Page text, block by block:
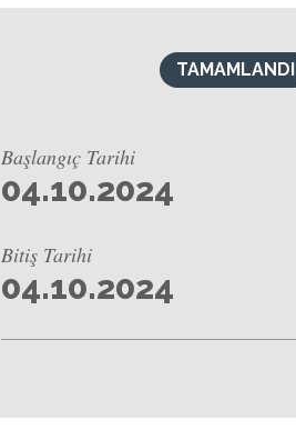
TAMAMLANDI
Başlangıç Tarihi
04.10.2024
Bitiş Tarihi
04.10.2024